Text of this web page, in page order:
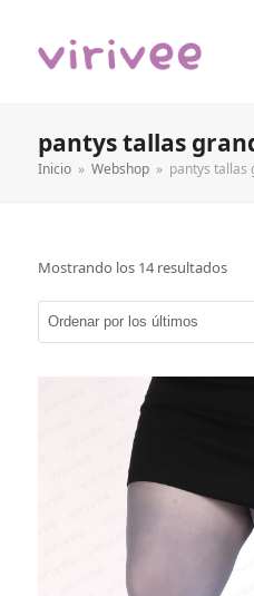
pantys tallas
Inicio » Webshop » pantys tallas
Mostrando los 14 resultados